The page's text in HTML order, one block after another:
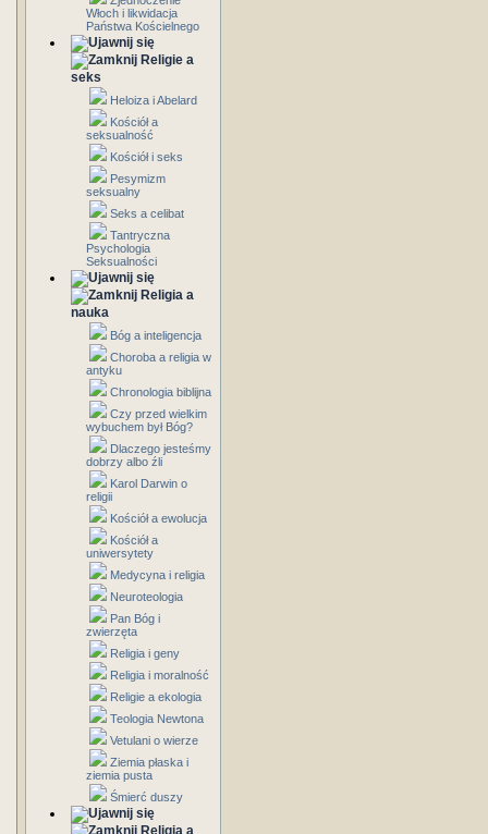
Włoch i likwidacja
Państwa Kościelnego
Religie a
seks
Heloiza i Abelard
Kościół a
seksualność
Kościół i seks
Pesymizm
seksualny
Seks a celibat
Tantryczna
Psychologia
Seksualności
Religia a
nauka
Bóg a inteligencja
Choroba a religia w
antyku
Chronologia biblijna
Czy przed wielkim
wybuchem był Bóg?
Dlaczego jesteśmy
dobrzy albo źli
Karol Darwin o
religii
Kościół a ewolucja
Kościół a
uniwersytety
Medycyna i religia
Neuroteologia
Pan Bóg i
zwierzęta
Religia i geny
Religia i moralność
Religie a ekologia
Teologia Newtona
Vetulani o wierze
Ziemia płaska i
ziemia pusta
Śmierć duszy
Religia a